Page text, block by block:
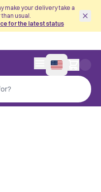
make your delivery take a
usual.
for the latest status
0 items in cart